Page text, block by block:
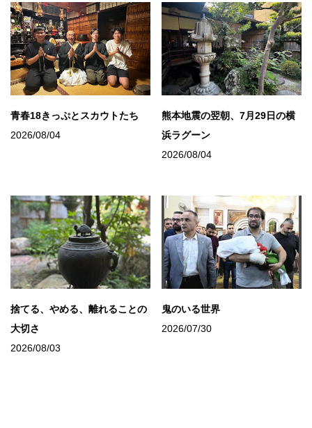
青春18きっぷとスカウトたち
2026/08/04
熊本地震の翌朝、7月29日の横
浜ラグーン
2026/08/04
捨てる、やめる、離れることの
大切さ
2026/08/03
鬼のいる世界
2026/07/30